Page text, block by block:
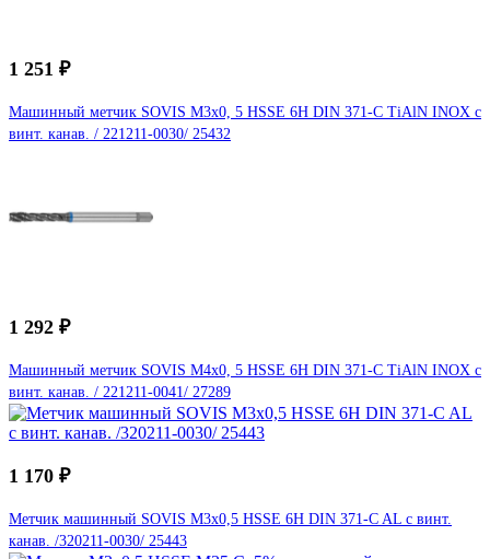
1 251 ₽
Машинный метчик SOVIS М3x0, 5 HSSE 6H DIN 371-C TiAlN INOX с
винт. канав. / 221211-0030/ 25432
1 292 ₽
Машинный метчик SOVIS М4x0, 5 HSSE 6H DIN 371-C TiAlN INOX с
винт. канав. / 221211-0041/ 27289
1 170 ₽
Метчик машинный SOVIS М3x0,5 HSSE 6H DIN 371-C AL с винт.
канав. /320211-0030/ 25443